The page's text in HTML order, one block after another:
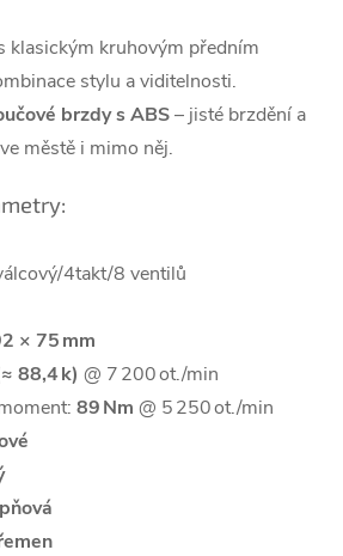
klasickým kruhovým předním
stylu a viditelnosti.
brzdy s ABS– jisté brzdění a
městě i mimo něj.
4takt/8 ventilů
× 75 mm
88,4 k) @ 7 200 ot./min
89 Nm @ 5 250 ot./min